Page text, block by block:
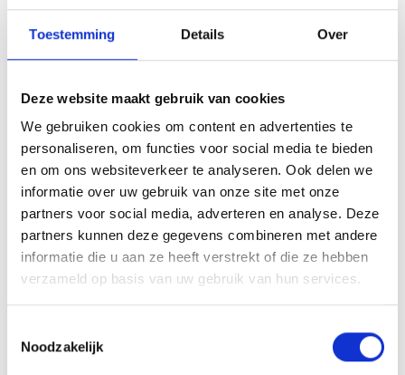
Toestemming Details Over
Deze website maakt gebruik van cookies
We gebruiken cookies om content en advertenties te
personaliseren, om functies voor social media te bieden
en om ons websiteverkeer te analyseren. Ook delen we
informatie over uw gebruik van onze site met onze
partners voor social media, adverteren en analyse. Deze
partners kunnen deze gegevens combineren met andere
informatie die u aan ze heeft verstrekt of die ze hebben
verzameld op basis van uw gebruik van hun services.
Noodzakelijk
Ecophon plafondplaten zijn er in verschillende
uitvoeringen en afmetingen. Denk aan 600×600 mm
Kantoorruimtes en vergaderruimtes
Onderwijsinstellingen
Gezondheidszorg
Horeca en retail
Entreehallen en receptieruimtes
(Semi-)buitenruimtes zoals overdekte terrassen
Bovendien zijn er verschillende montagemethoden
mogelijk. Of je nu kiest voor een inleg-, doorzak, of
verdekt systeem, wij zorgen dat het netjes wordt